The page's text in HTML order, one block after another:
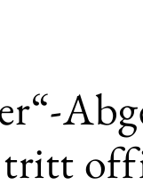
tritt